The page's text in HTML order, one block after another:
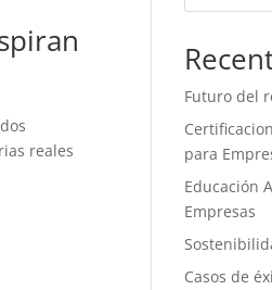
reales
Futuro del
para
Educación
Empresas
Casos de